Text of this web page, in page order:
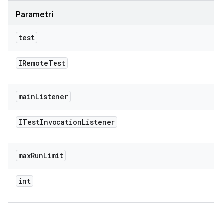
Parametri
test
IRemoteTest
mainListener
ITestInvocationListener
maxRunLimit
int